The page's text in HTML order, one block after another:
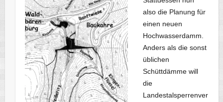
also die Planung für
einen neuen
Hochwasserdamm.
Anders als die sonst
üblichen
Schüttdämme will
die
Landestalsperrenver